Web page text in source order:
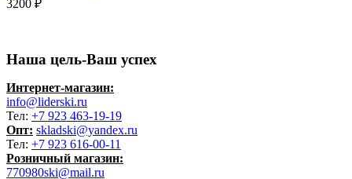
3200 ₽
Наша цель-Ваш успех
Интернет-магазин:
info@liderski.ru
Тел: +7 923 463-19-19
Опт: skladski@yandex.ru
Тел: +7 923 616-00-11
Розничный магазин:
770980ski@mail.ru